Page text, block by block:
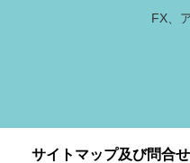
FX、
サイトマップ及び問合せ